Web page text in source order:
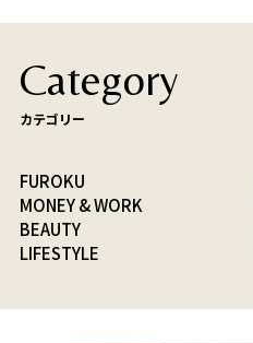
Category
カテゴリー
FUROKU
MONEY & WORK
BEAUTY
LIFESTYLE